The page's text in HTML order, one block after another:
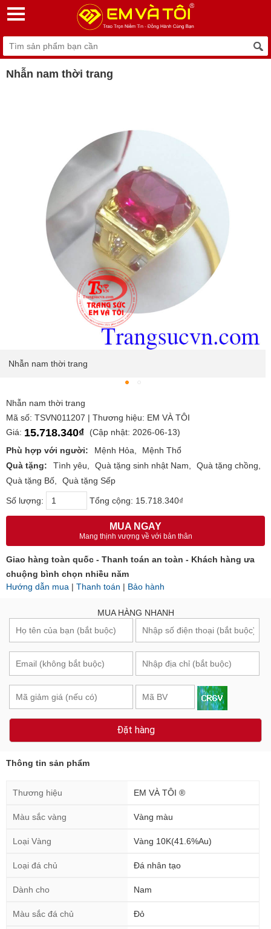
Nhẫn nam thời trang
Nhẫn nam thời trang
Nhẫn nam thời trang
Mã số: TSVN011207 | Thương hiệu: EM VÀ TÔI
Giá: 15.718.340₫
(Cập nhật: 2026-06-13)
Phù hợp với người:
Mệnh Hỏa
Mệnh Thổ
Quà tặng:
Tình yêu Quà tặng sinh nhật Nam
Quà tặng chồng
Quà tặng Bố
Quà tặng Sếp
Số lượng: Tổng cộng: 15.718.340₫
MUA NGAY
Mang thịnh vượng về với bản thân
Giao hàng toàn quốc - Thanh toán an toàn - Khách hàng ưa
chuộng bình chọn nhiều năm
Hướng dẫn mua | Thanh toán | Bảo hành
MUA HÀNG NHANH
Đặt hàng
Thông tin sản phẩm
Thương hiệu EM VÀ TÔI ®
Màu sắc vàng Vàng màu
Loại Vàng Vàng 10K(41.6%Au)
Loại đá chủ Đá nhân tạo
Dành cho Nam
Màu sắc đá chủ Đỏ